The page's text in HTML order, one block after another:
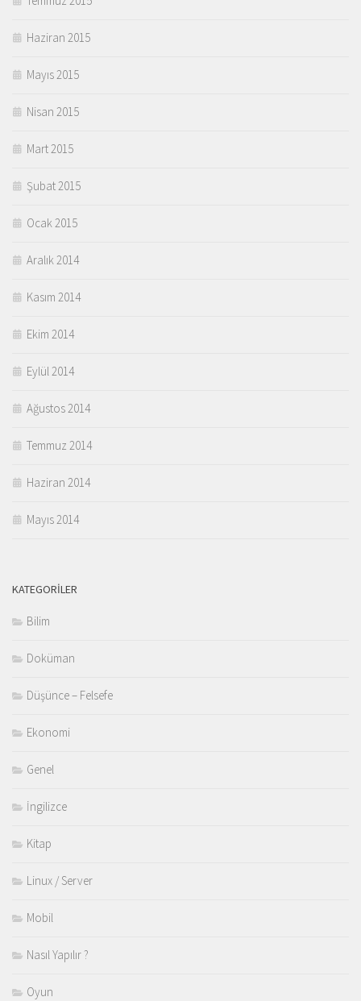
Haziran 2015
Mayıs 2015
Nisan 2015
Mart 2015
Şubat 2015
Ocak 2015
Aralık 2014
Kasım 2014
Ekim 2014
Eylül 2014
Ağustos 2014
Temmuz 2014
Haziran 2014
Mayıs 2014
KATEGORILER
Bilim
Doküman
Düşünce – Felsefe
Ekonomi
Genel
İngilizce
Kitap
Linux / Server
Mobil
Nasıl Yapılır ?
Oyun